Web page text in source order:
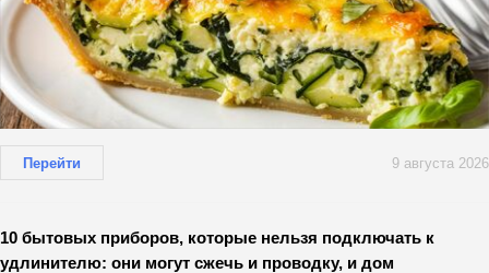
Перейти 9 августа 2026
10 бытовых приборов, которые нельзя подключать к
удлинителю: они могут сжечь и проводку, и дом